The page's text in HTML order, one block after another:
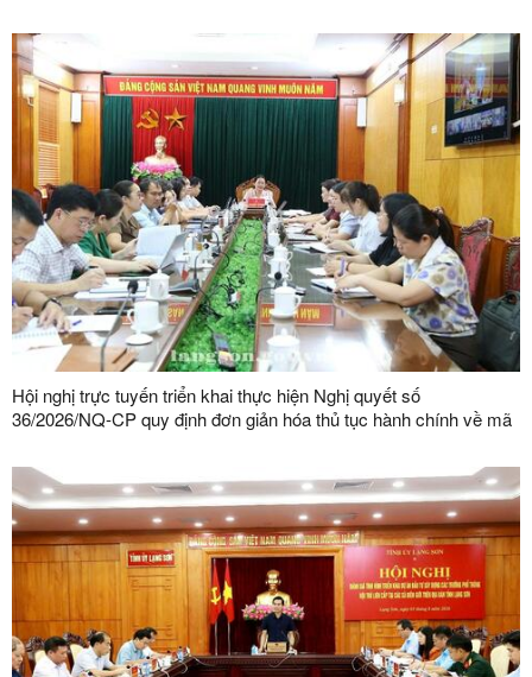
Hội nghị trực tuyến triển khai thực hiện Nghị quyết số
36/2026/NQ-CP quy định đơn giản hóa thủ tục hành chính về mã